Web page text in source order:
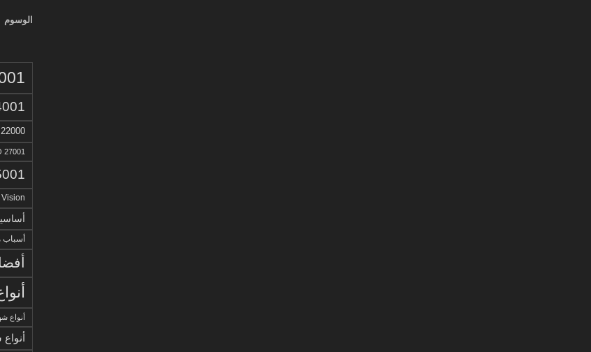
الوسوم
27001
أسباب
أنواع